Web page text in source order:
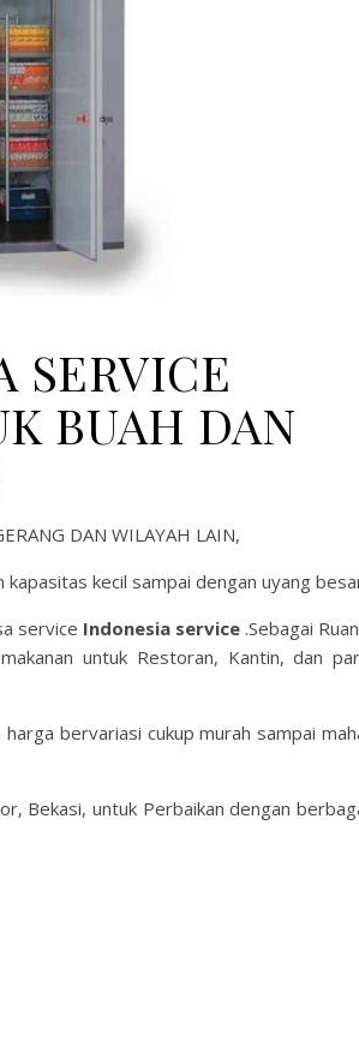
SERVICE
BUAH DAN
DAN WILAYAH LAIN,
kecil sampai dengan uyang
service Indonesia service .Sebagai
untuk Restoran, Kantin, dan
bervariasi cukup murah sampai
Bekasi, untuk Perbaikan dengan